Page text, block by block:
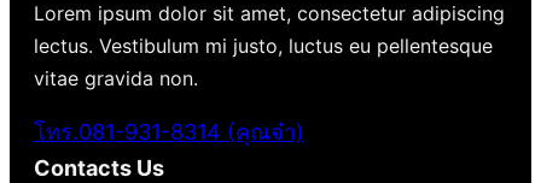
Lorem ipsum dolor sit amet, consectetur adipiscing
lectus. Vestibulum mi justo, luctus eu pellentesque
vitae gravida non.
โทร.081-931-8314 (คุณจ๋า)
Contacts Us